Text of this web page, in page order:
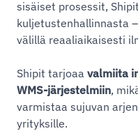
sisäiset prosessit,
kuljetustenhallinnasta
välillä reaaliaikaisesti
Shipit tarjoaa valmiita
WMS-järjestelmiin,
varmistaa sujuvan
yrityksille.